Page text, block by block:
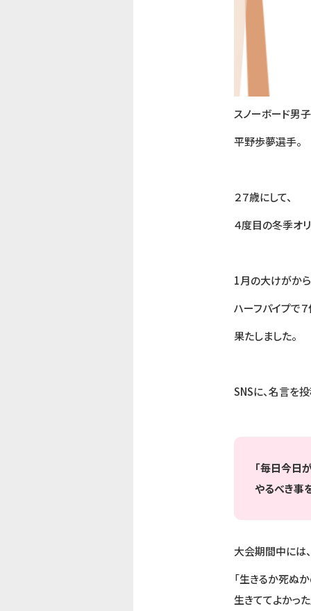
スノーボード男
平野歩夢選手。
２７歳にして、
４度目の冬季オ
1月の大けがから
ハーフパイプで
果たしました。
SNSに、名言を
「毎日今日
やるべき事
大会期間中には、
「生きるか死ぬ
生きててよかった